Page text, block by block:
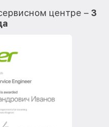
центре – 3